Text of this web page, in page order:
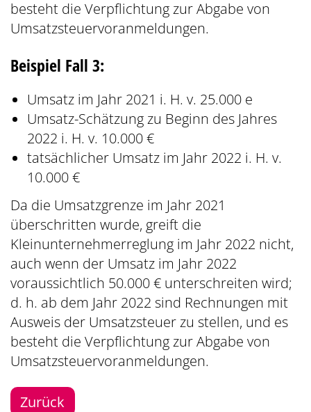
besteht die Verpflichtung zur Abgabe von
Umsatzsteuervoranmeldungen.
Beispiel Fall 3:
Umsatz im Jahr 2021 i. H. v. 25.000 e
Umsatz-Schätzung zu Beginn des Jahres
2022 i. H. v. 10.000 €
tatsächlicher Umsatz im Jahr 2022 i. H. v.
10.000 €
Da die Umsatzgrenze im Jahr 2021
überschritten wurde, greift die
Kleinunternehmerreglung im Jahr 2022 nicht,
auch wenn der Umsatz im Jahr 2022
voraussichtlich 50.000 € unterschreiten wird;
d. h. ab dem Jahr 2022 sind Rechnungen mit
Ausweis der Umsatzsteuer zu stellen, und es
besteht die Verpflichtung zur Abgabe von
Umsatzsteuervoranmeldungen.
Zurück